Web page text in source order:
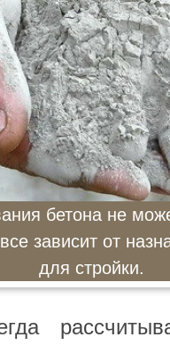
бетона не
зависит от
для стройки.